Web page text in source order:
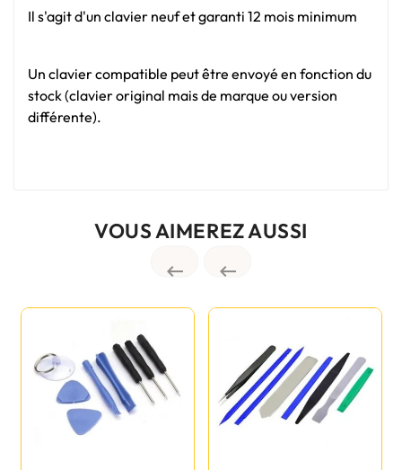
Il s'agit d'un clavier neuf et garanti 12 mois minimum
Un clavier compatible peut être envoyé en fonction du
stock (clavier original mais de marque ou version
différente).
VOUS AIMEREZ AUSSI
 